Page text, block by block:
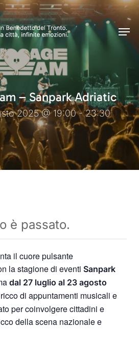
– Sanpark Adriatic
2025 @ 19:00 - 23:30
è passato.
il cuore pulsante
la stagione di eventi Sanpark
dal 27 luglio al 23 agosto
di appuntamenti musicali e
per coinvolgere cittadini e
della scena nazionale e